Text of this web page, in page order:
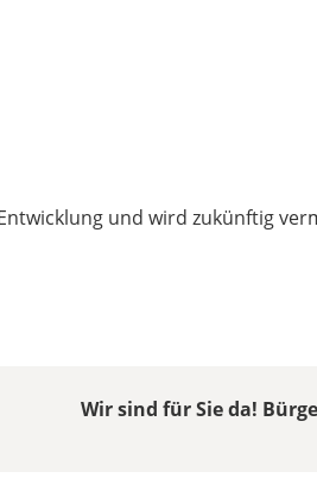
und wird zukünftig
Wir sind für Sie da!